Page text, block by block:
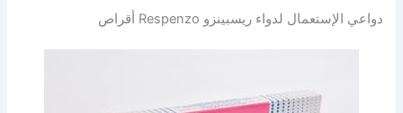
دواعي الإستعمال لدواء ريسبينزو Respenzo أقراص